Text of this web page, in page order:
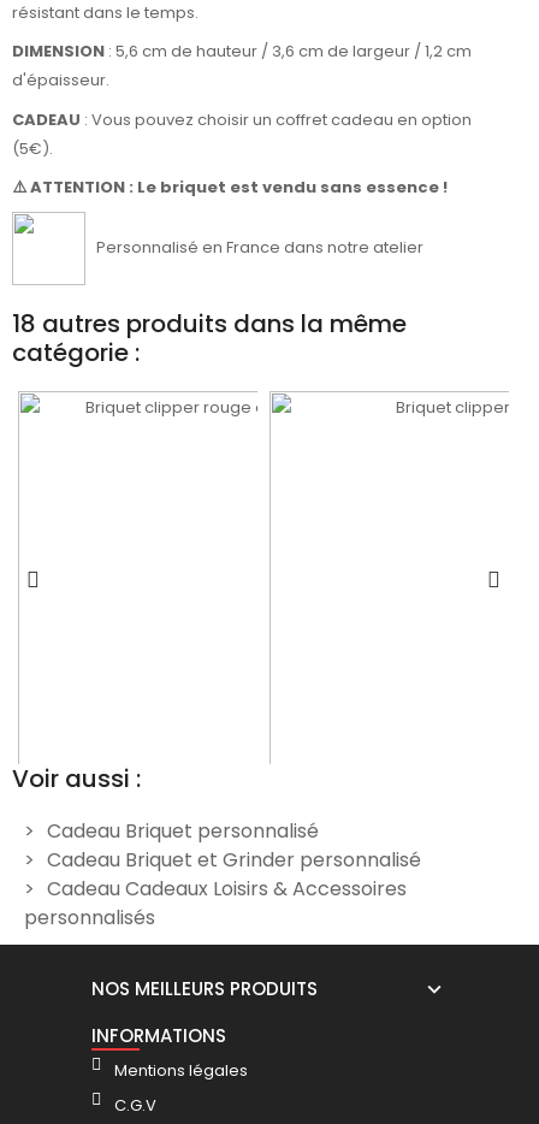
résistant dans le temps.
DIMENSION : 5,6 cm de hauteur / 3,6 cm de largeur / 1,2 cm
d'épaisseur.
CADEAU : Vous pouvez choisir un coffret cadeau en option
(5€).
⚠️ ATTENTION : Le briquet est vendu sans essence !
Personnalisé en France dans notre atelier
18 autres produits dans la même
catégorie :
Briquet clipper rouge et
violet personnalisé
Briquet clipper orange
personnalisé
Voir aussi :
Cadeau Briquet personnalisé
Cadeau Briquet et Grinder personnalisé
Cadeau Cadeaux Loisirs & Accessoires
personnalisés
NOS MEILLEURS PRODUITS
INFORMATIONS
Mentions légales
C.G.V